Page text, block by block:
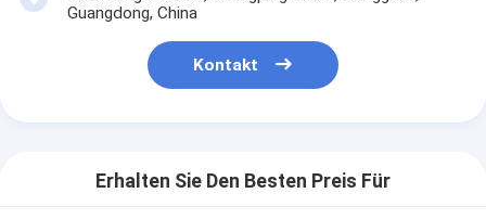
Guangdong, China
Kontakt
Erhalten Sie Den Besten Preis Für